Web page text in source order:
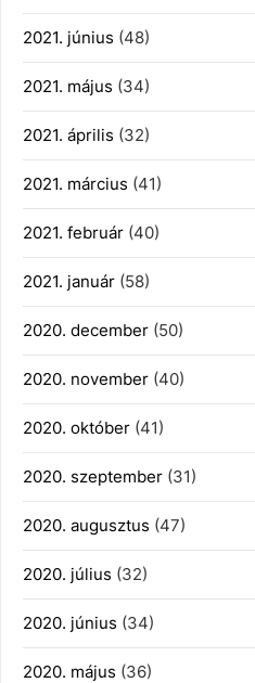
2021. június (48)
2021. május (34)
2021. április (32)
2021. március (41)
2021. február (40)
2021. január (58)
2020. december (50)
2020. november (40)
2020. október (41)
2020. szeptember (31)
2020. augusztus (47)
2020. július (32)
2020. június (34)
2020. május (36)